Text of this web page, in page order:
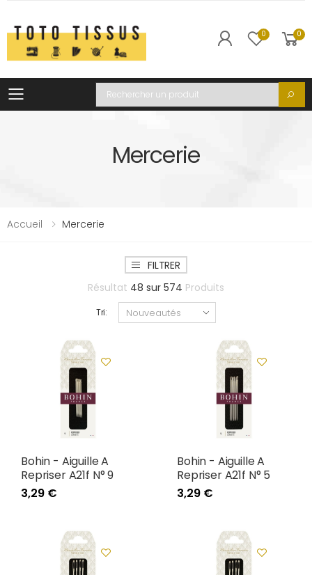
0 0
Toggle mobile menu
Recherche
Mercerie
Accueil Mercerie
FILTRER
Résultat 48 sur 574 Produits
Tri:
Bohin - Aiguille A
Repriser A21f N° 9
3,29 €
Bohin - Aiguille A
Repriser A21f N° 5
3,29 €